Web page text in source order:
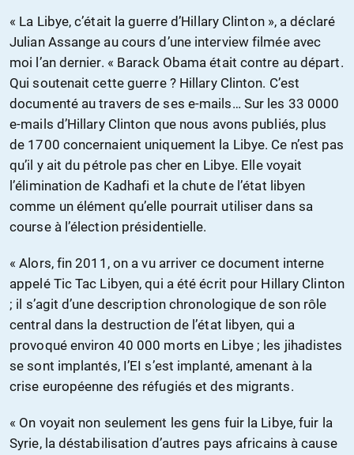
« La Libye, c’était la guerre d’Hillary Clinton », a déclaré
Julian Assange au cours d’une interview filmée avec
moi l’an dernier. « Barack Obama était contre au départ.
Qui soutenait cette guerre ? Hillary Clinton. C’est
documenté au travers de ses e-mails… Sur les 33 0000
e-mails d’Hillary Clinton que nous avons publiés, plus
de 1700 concernaient uniquement la Libye. Ce n’est pas
qu’il y ait du pétrole pas cher en Libye. Elle voyait
l’élimination de Kadhafi et la chute de l’état libyen
comme un élément qu’elle pourrait utiliser dans sa
course à l’élection présidentielle.
« Alors, fin 2011, on a vu arriver ce document interne
appelé Tic Tac Libyen, qui a été écrit pour Hillary Clinton
; il s’agit d’une description chronologique de son rôle
central dans la destruction de l’état libyen, qui a
provoqué environ 40 000 morts en Libye ; les jihadistes
se sont implantés, I’EI s’est implanté, amenant à la
crise européenne des réfugiés et des migrants.
« On voyait non seulement les gens fuir la Libye, fuir la
Syrie, la déstabilisation d’autres pays africains à cause